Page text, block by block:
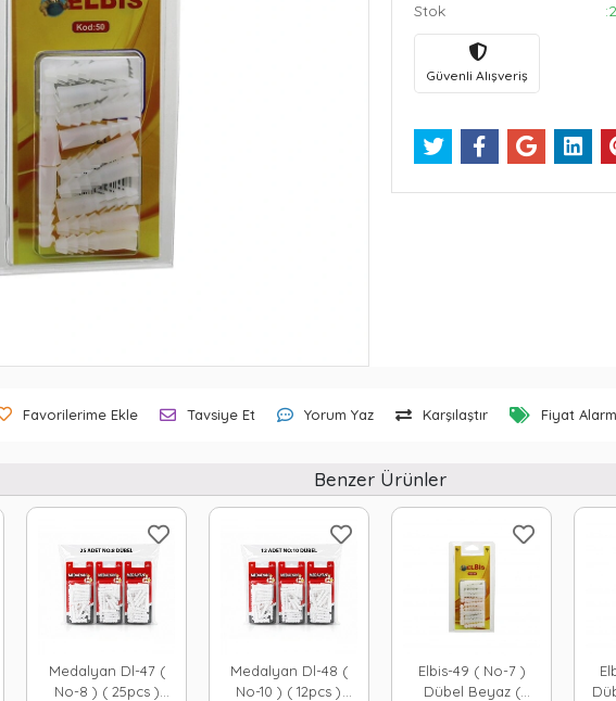
Stok
Güvenli Alışveriş
Favorilerime Ekle Tavsiye Et Yorum Yaz Karşılaştır Fiyat
Benzer Ürünler
Medalyan Dl-47 (
No-8 ) ( 25pcs )
Medalyan Dl-48 (
No-10 ) ( 12pcs )
Elbis-49 ( No-7 )
Dübel Beyaz (